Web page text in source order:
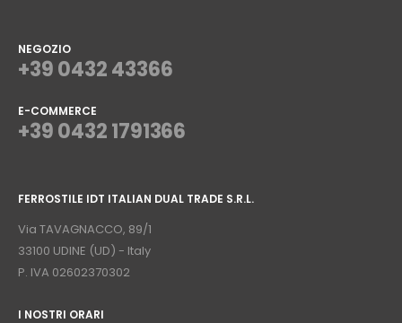
NEGOZIO
+39 0432 43366
E-COMMERCE
+39 0432 1791366
FERROSTILE IDT ITALIAN DUAL TRADE S.R.L.
Via TAVAGNACCO, 89/1
33100 UDINE (UD) - Italy
P. IVA 02602370302
I NOSTRI ORARI